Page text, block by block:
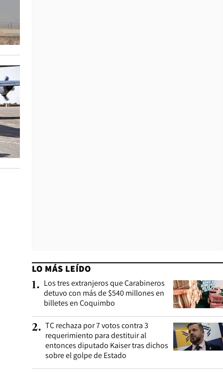
LO MÁS LEÍDO
1. Los tres extranjeros que Carabineros
detuvo con más de $540 millones en
billetes en Coquimbo
2. TC rechaza por 7 votos contra 3
requerimiento para destituir al
entonces diputado Kaiser tras dichos
sobre el golpe de Estado